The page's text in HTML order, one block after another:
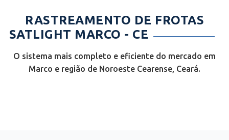
RASTREAMENTO DE FROTAS
SATLIGHT MARCO - CE
O sistema mais completo e eficiente do mercado em
Marco e região de Noroeste Cearense, Ceará.